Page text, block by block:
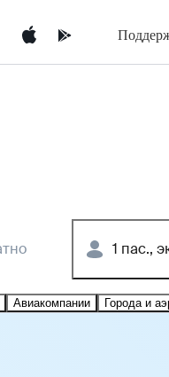
1 пас.,
Авиакомпании Города и